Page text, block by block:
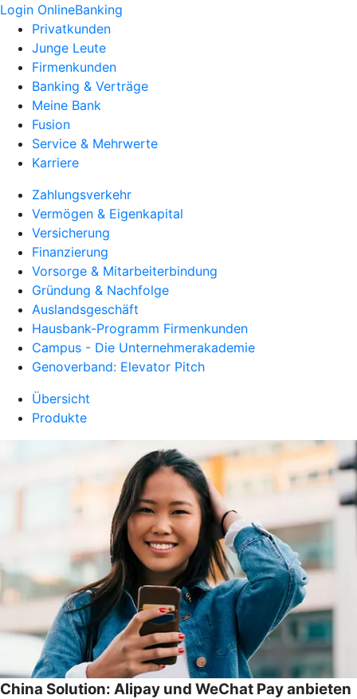
Login OnlineBanking
Privatkunden
Junge Leute
Firmenkunden
Banking & Verträge
Meine Bank
Fusion
Service & Mehrwerte
Karriere
Zahlungsverkehr
Vermögen & Eigenkapital
Versicherung
Finanzierung
Vorsorge & Mitarbeiterbindung
Gründung & Nachfolge
Auslandsgeschäft
Hausbank-Programm Firmenkunden
Campus - Die Unternehmerakademie
Genoverband: Elevator Pitch
Übersicht
Produkte
China Solution: Alipay und WeChat Pay anbieten